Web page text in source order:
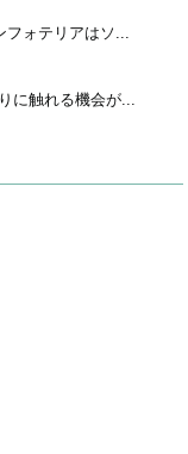
ォテリアはソ...
に触れる機会が...